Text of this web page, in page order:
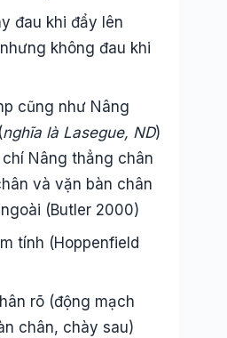
đau khi đẩy lên
không đau khi
cũng như Nâng
nghĩa là Lasegue, ND)
Nâng thẳng chân
và vặn bàn chân
(Butler 2000)
tính (Hoppenfield
rõ (động mạch
chân, chày sau)